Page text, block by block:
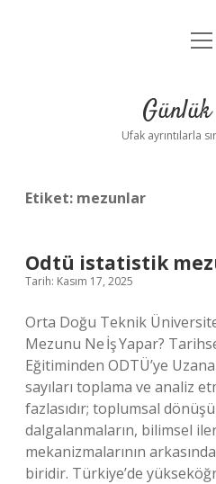
Yasal
Ufak ayrıntılarla
Etiket: mezunlar
Odtü istatistik
Tarih: Kasım 17, 2025
Orta Doğu Teknik
Mezunu Ne İş Yapar?
Eğitiminden ODTÜ’ye
sayıları toplama ve analiz
fazlasıdır; toplumsal
dalgalanmaların, bilimsel
mekanizmalarının
biridir. Türkiye’de